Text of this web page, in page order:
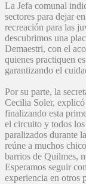
La Jefa comunal
sectores para dejar
recreación para las
descubrimos una
Demaestri, con el
quienes practiquen
garantizando el
Por su parte, la
Cecilia Soler,
finalizando esta
el circuito y todos
paralizados durante
reúne a muchos
barrios de Quilmes,
Esperamos seguir
experiencia en otros